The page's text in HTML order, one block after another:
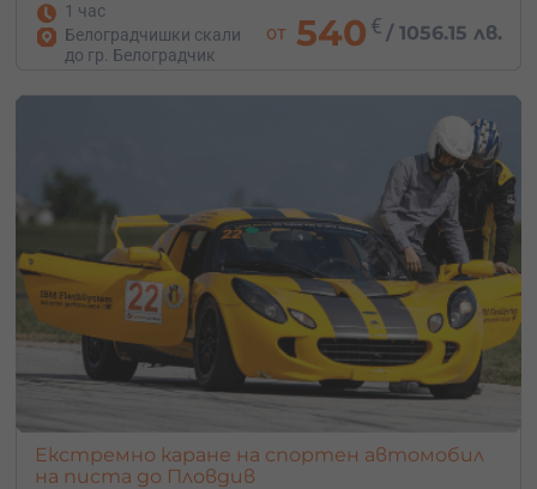
1 час
Белоградчишки скали
до гр. Белоградчик
от 540 € / 1056.15 лв.
Екстремно каране на спортен автомобил
на писта до Пловдив